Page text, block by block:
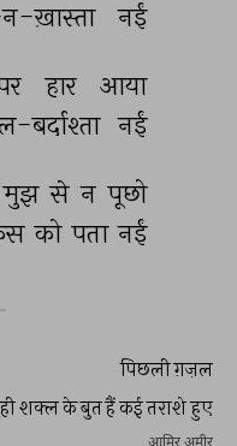
ख़ास्ता नईं
हार
आया
बर्दाश्ता नईं
मुझ से न पूछो
को पता नईं
पिछली ग़ज़ल
ही शक्ल के बुत हैं कई तराशे हुए